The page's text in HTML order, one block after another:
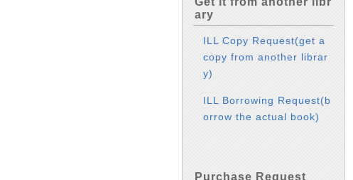
ary
ILL Copy Request(get a
copy from another librar
y)
ILL Borrowing Request(b
orrow the actual book)
Purchase Request